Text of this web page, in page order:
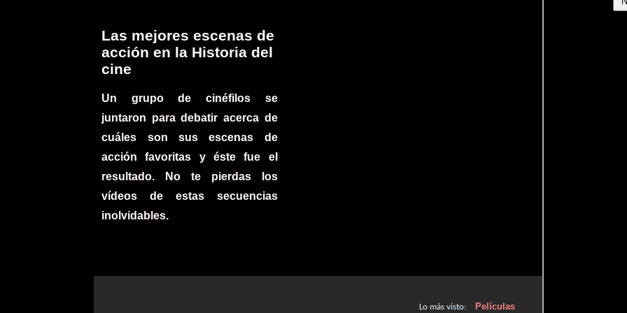
Las mejores escenas de
acción en la Historia del
cine
Un grupo de cinéfilos se
juntaron para debatir acerca de
cuáles son sus escenas de
acción favoritas y éste fue el
resultado. No te pierdas los
vídeos de estas secuencias
inolvidables.
Lo más visto: Películas